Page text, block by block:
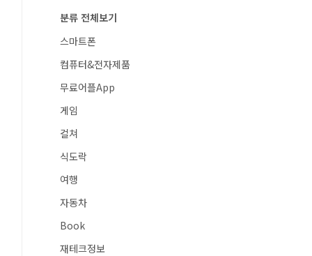
분류 전체보기
스마트폰
컴퓨터&전자제품
무료어플App
게임
컬쳐
식도락
여행
자동차
Book
재테크정보